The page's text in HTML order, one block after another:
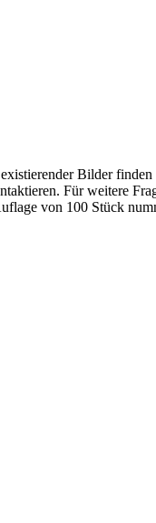
Bilder
Für weitere
von 100 Stück